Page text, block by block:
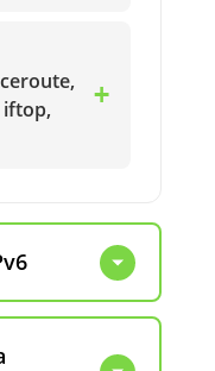
iftop,